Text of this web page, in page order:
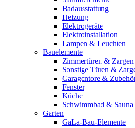
Badausstattung
Heizung
Elektrogeräte
Elektroinstallation
Lampen & Leuchten
Bauelemente
Zimmertüren & Zargen
Sonstige Türen &
Garagentore &
Fenster
Küche
Schwimmbad & Sauna
Garten
GaLa-Bau-Elemente